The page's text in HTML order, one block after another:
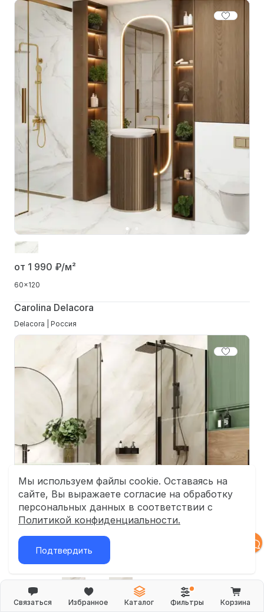
Мы используем файлы cookie. Оставаясь на
сайте, Вы выражаете согласие на обработку
персональных данных в соответствии с
Политикой конфиденциальности.
Подтвердить
от 1 990 ₽/м²
60x120
Carolina Delacora
Delacora | Россия
Связаться Избранное Каталог Фильтры Корзина